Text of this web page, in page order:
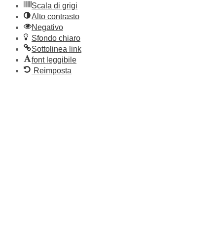
Scala di grigi
Alto contrasto
Negativo
Sfondo chiaro
Sottolinea link
font leggibile
Reimposta